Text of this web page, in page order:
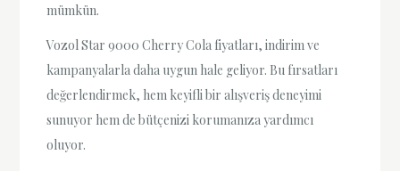
mümkün.
Vozol Star 9000 Cherry Cola fiyatları, indirim ve
kampanyalarla daha uygun hale geliyor. Bu fırsatları
değerlendirmek, hem keyifli bir alışveriş deneyimi
sunuyor hem de bütçenizi korumanıza yardımcı
oluyor.